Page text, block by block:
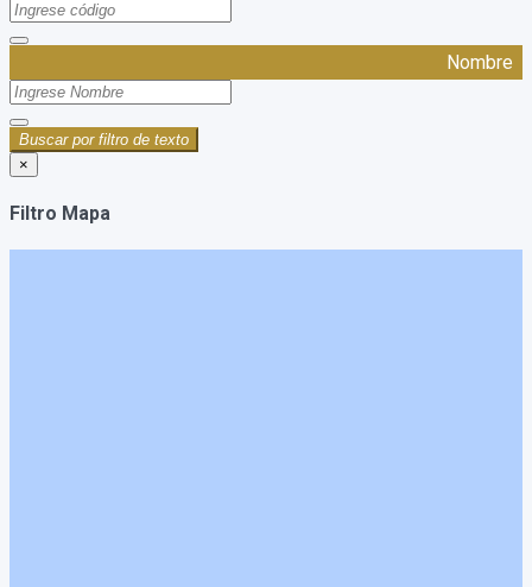
Nombre
Buscar por filtro de texto
×
Filtro Mapa